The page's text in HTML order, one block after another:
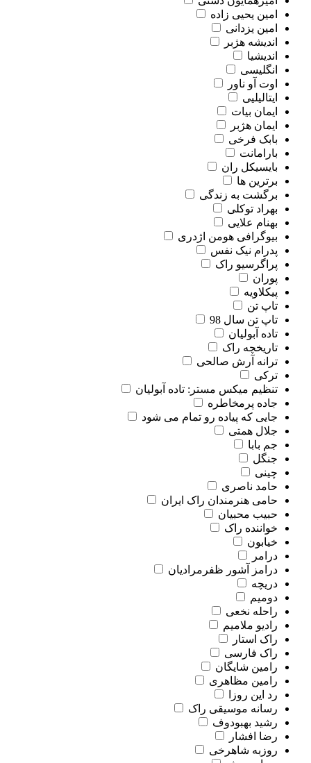
امین یحیی زاده
امین یزدانی
اندیشه هژبر
اندیشیا
انگلیسی
اوت آو ناور
ایتالیلیی
ایمان بیات
ایمان هژبر
بابک فرخی
بارامانت
بایسیکل ران
برترین ها
برگشت به زندگی
بهراد توکلی
بهنام علایی
بیوگرافی هومن اژدری
پدرام نیک نفس
پراگرسیو راک
پوران
پیکلاویه
تاپ تن
تاپ تن سال 98
تاده آبولیان
تاریخچه راک
ترانه آرش صالحی
ترکی
تنظیم میکس مستر: تاده آبولیان
جاده پرمخاطره
جایی که پیاده رو تمام می شود
جلال همتی
جم بابا
جنگل
چینی
حامد ناصری
حامی هنرمندان راک ایران
حبیب محبیان
خواننده راک
خیابون
درامر
درامز آشور ظفرمرادیان
دریچه
دومیم
راحله نخعی
رادیو ملامیم
راک استار
راک فارسی
رامین شایگان
رامین مظاهری
رد این روزا
رسانه موسیقی راک
رشید بهبودوف
رضا افشار
روزبه شاهرخی